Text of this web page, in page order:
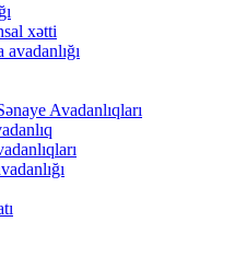
xətti
Avadanlıqları